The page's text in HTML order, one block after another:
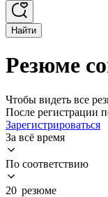
Найти
Резюме
Чтобы видеть все
После регистрации
Зарегистрироваться
За всё время
По соответствию
20 резюме